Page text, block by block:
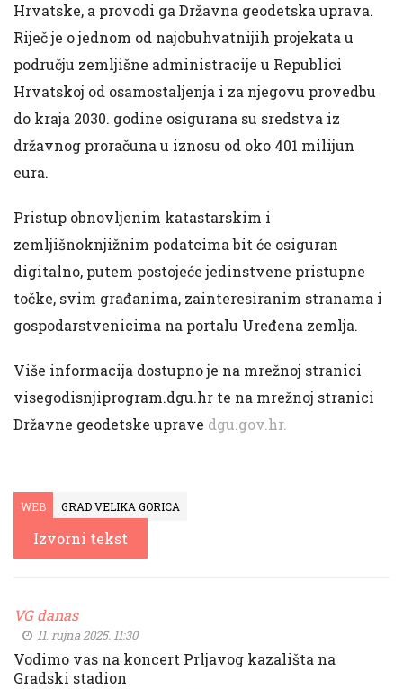
Hrvatske, a provodi ga Državna geodetska uprava.
Riječ je o jednom od najobuhvatnijih projekata u
području zemljišne administracije u Republici
Hrvatskoj od osamostaljenja i za njegovu provedbu
do kraja 2030. godine osigurana su sredstva iz
državnog proračuna u iznosu od oko 401 milijun
eura.
Pristup obnovljenim katastarskim i
zemljišnoknjižnim podatcima bit će osiguran
digitalno, putem postojeće jedinstvene pristupne
točke, svim građanima, zainteresiranim stranama i
gospodarstvenicima na portalu Uređena zemlja.
Više informacija dostupno je na mrežnoj stranici
visegodisnjiprogram.dgu.hr te na mrežnoj stranici
Državne geodetske uprave dgu.gov.hr.
WEB GRAD VELIKA GORICA
Izvorni tekst
VG danas
11. rujna 2025. 11:30
Vodimo vas na koncert Prljavog kazališta na
Gradski stadion